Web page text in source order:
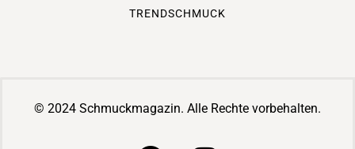
TRENDSCHMUCK
© 2024 Schmuckmagazin. Alle Rechte vorbehalten.